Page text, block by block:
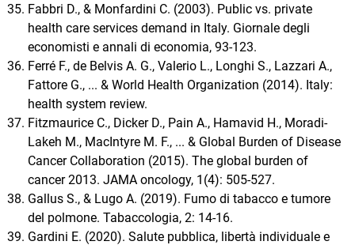
Fabbri D., & Monfardini C. (2003). Public vs. private
health care services demand in Italy. Giornale degli
economisti e annali di economia, 93-123.
Ferré F., de Belvis A. G., Valerio L., Longhi S., Lazzari A.,
Fattore G., ... & World Health Organization (2014). Italy:
health system review.
Fitzmaurice C., Dicker D., Pain A., Hamavid H., Moradi-
Lakeh M., MacIntyre M. F., ... & Global Burden of Disease
Cancer Collaboration (2015). The global burden of
cancer 2013. JAMA oncology, 1(4): 505-527.
Gallus S., & Lugo A. (2019). Fumo di tabacco e tumore
del polmone. Tabaccologia, 2: 14-16.
Gardini E. (2020). Salute pubblica, libertà individuale e